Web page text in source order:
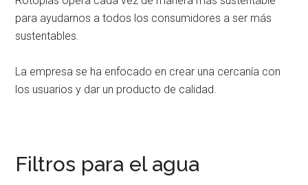
para ayudarnos a todos los consumidores a ser más
sustentables.
La empresa se ha enfocado en crear una cercanía con
los usuarios y dar un producto de calidad.
Filtros para el agua